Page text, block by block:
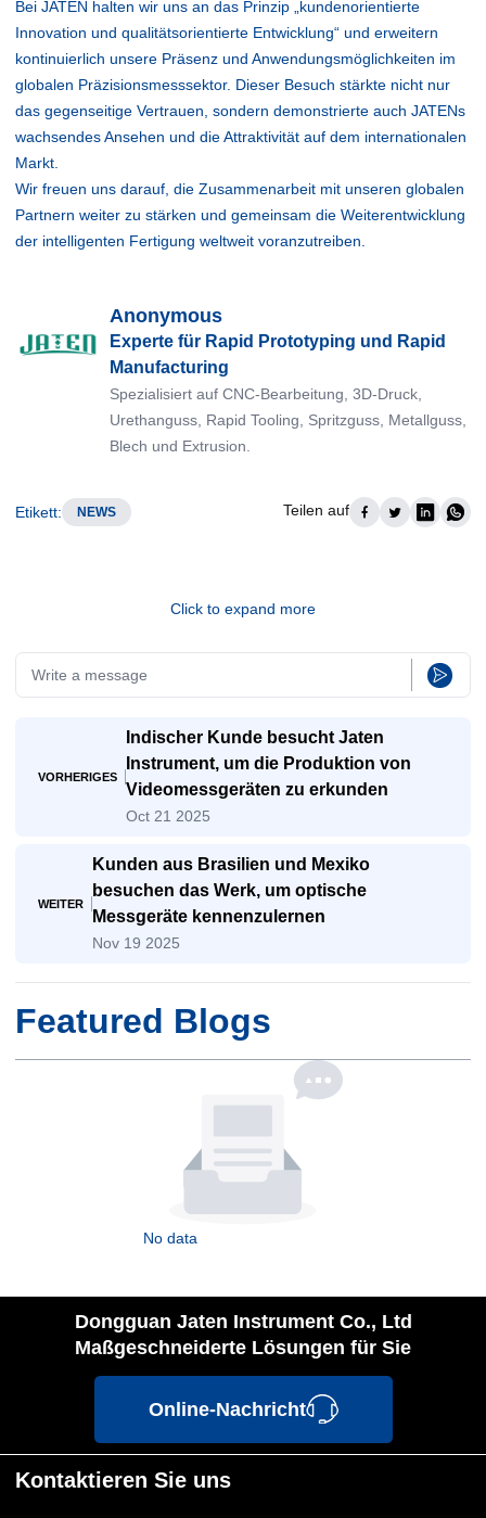
Bei JATEN halten wir uns an das Prinzip „kundenorientierte
Innovation und qualitätsorientierte Entwicklung“ und erweitern
kontinuierlich unsere Präsenz und Anwendungsmöglichkeiten im
globalen Präzisionsmesssektor. Dieser Besuch stärkte nicht nur
das gegenseitige Vertrauen, sondern demonstrierte auch JATENs
wachsendes Ansehen und die Attraktivität auf dem internationalen
Markt.
Wir freuen uns darauf, die Zusammenarbeit mit unseren globalen
Partnern weiter zu stärken und gemeinsam die Weiterentwicklung
der intelligenten Fertigung weltweit voranzutreiben.
Anonymous
Experte für Rapid Prototyping und Rapid
Manufacturing
Spezialisiert auf CNC-Bearbeitung, 3D-Druck,
Urethanguss, Rapid Tooling, Spritzguss, Metallguss,
Blech und Extrusion.
Etikett: NEWS Teilen auf
Click to expand more
VORHERIGES
Indischer Kunde besucht Jaten
Instrument, um die Produktion von
Videomessgeräten zu erkunden
Oct 21 2025
WEITER
Kunden aus Brasilien und Mexiko
besuchen das Werk, um optische
Messgeräte kennenzulernen
Nov 19 2025
Featured Blogs
No data
Dongguan Jaten Instrument Co., Ltd
Maßgeschneiderte Lösungen für Sie
Online-Nachricht
Kontaktieren Sie uns